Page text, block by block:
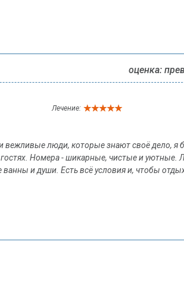
оценка:
Лечение:
вежливые люди, которые знают своё дело, я
Номера - шикарные, чистые и уютные.
и души. Есть всё условия и, чтобы